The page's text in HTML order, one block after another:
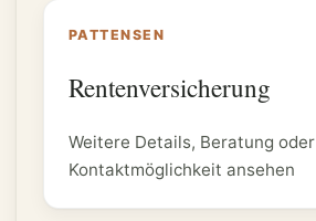
PATTENSEN
Rentenversicherung
Weitere Details, Beratung oder
Kontaktmöglichkeit ansehen